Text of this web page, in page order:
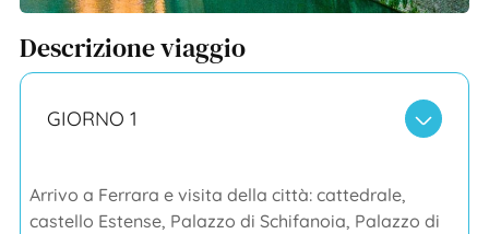
Descrizione viaggio
GIORNO 1
Arrivo a Ferrara e visita della città: cattedrale,
castello Estense, Palazzo di Schifanoia, Palazzo di